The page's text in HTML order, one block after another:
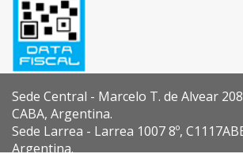
Sede Central - Marcelo T. de Alvear
CABA, Argentina.
Sede Larrea - Larrea 1007 8º,
Argentina.